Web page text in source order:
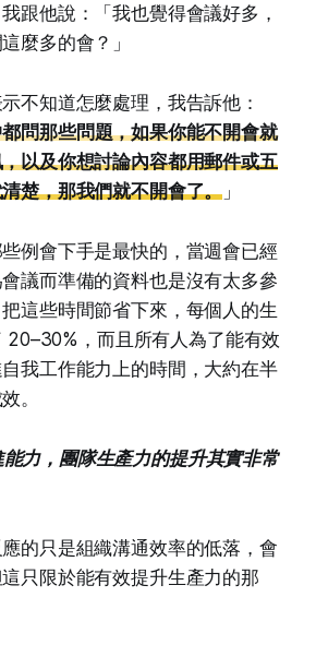
跟他說：「我也覺得會議好多，
麼多的會？」
不知道怎麼處理，我告訴他：
問那些問題，如果你能不開會就
以及你想討論內容都用郵件或五
楚，那我們就不開會了。 」
例會下手是最快的，當週會已經
議而準備的資料也是沒有太多參
這些時間節省下來，每個人的生
20–30%，而且所有人為了能有效
我工作能力上的時間，大約在半
。
力，團隊生產力的提升其實非常
的只是組織溝通效率的低落，會
只限於能有效提升生產力的那